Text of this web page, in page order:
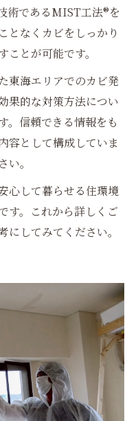
術であるMIST工法®を
となくカビをしっかり
とが可能です。
東海エリアでのカビ発
果的な対策方法につい
。信頼できる情報をも
容として構成していま
。
心して暮らせる住環境
す。これから詳しくご
してみてください。